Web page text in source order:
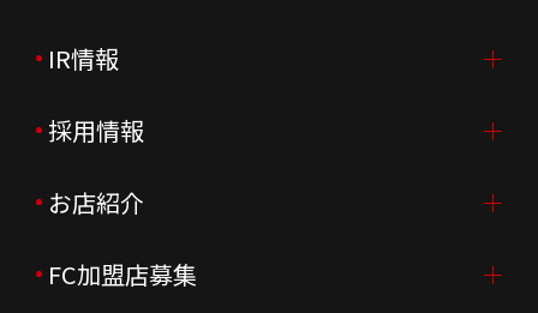
会社案内TOP
ご挨拶
会社概要
会社沿革
IR情報
IR情報TOP
ニュースリリース
月次売上
採用情報
採用情報TOP
新卒採用
お店紹介
店舗を探す・予約する
FC加盟店募集